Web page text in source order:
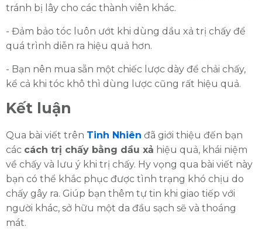
tránh bị lây cho các thành viên khác.
- Đảm bảo tóc luôn ướt khi dùng dầu xả trị chấy để
quá trình diễn ra hiệu quả hơn.
- Bạn nên mua sẵn một chiếc lược dày để chải chấy,
kể cả khi tóc khô thì dùng lược cũng rất hiệu quả.
Kết luận
Qua bài viết trên Tinh Nhiên đã giới thiệu đến bạn
các cách trị chấy bằng dầu xả hiệu quả, khái niệm
về chấy và lưu ý khi trị chấy. Hy vọng qua bài viết này
bạn có thể khắc phục được tình trạng khó chịu do
chấy gây ra. Giúp bạn thêm tự tin khi giao tiếp với
người khác, sở hữu một da đầu sạch sẽ và thoáng
mát.